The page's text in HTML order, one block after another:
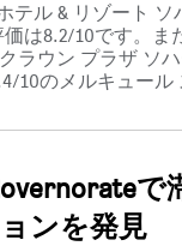
テル & リゾート ソ
は8.2/10です。ま
ラウン プラザ ソ
10のメルキュー
で
ンを発見